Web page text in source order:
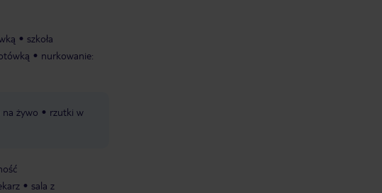
szkoła
nurkowanie:
na żywo
rzutki w
sala z